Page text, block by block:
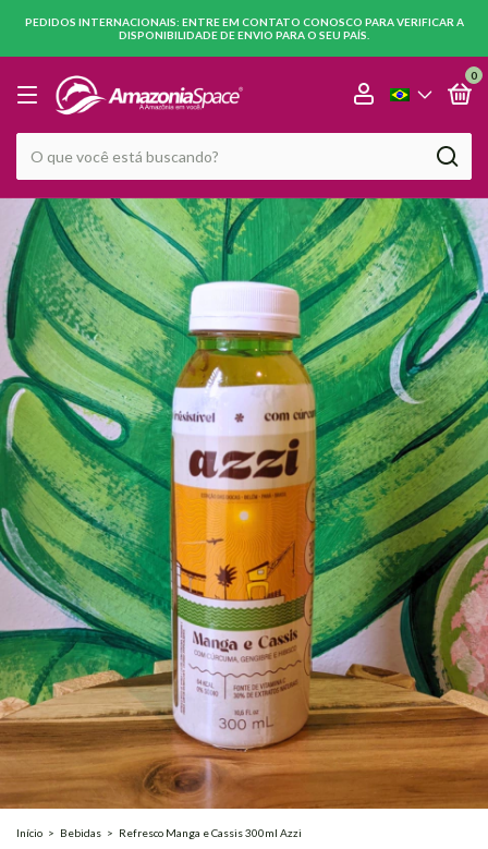
PEDIDOS INTERNACIONAIS: ENTRE EM CONTATO CONOSCO PARA VERIFICAR A
DISPONIBILIDADE DE ENVIO PARA O SEU PAÍS.
0
Início > Bebidas > Refresco Manga e Cassis 300ml Azzi